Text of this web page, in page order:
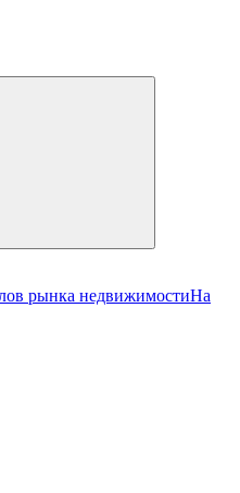
рынка недвижимостиНа